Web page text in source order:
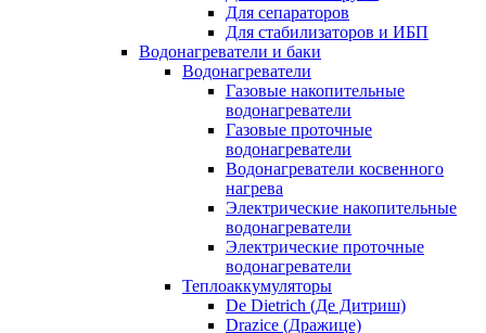
Для сепараторов
Для стабилизаторов и ИБП
Водонагреватели и баки
Водонагреватели
Газовые накопительные
водонагреватели
Газовые проточные
водонагреватели
Водонагреватели косвенного
нагрева
Электрические накопительные
водонагреватели
Электрические проточные
водонагреватели
Теплоаккумуляторы
De Dietrich (Де Дитриш)
Drazice (Дражице)